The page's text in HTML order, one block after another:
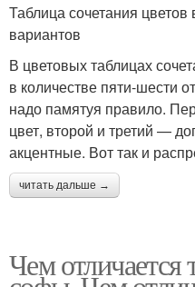
Таблица сочетания
вариантов
В цветовых таблицах
в количестве пяти-шести
надо памятуя правило.
цвет, второй и третий —
акцентные. Вот так и
читать дальше →
Чем отличается